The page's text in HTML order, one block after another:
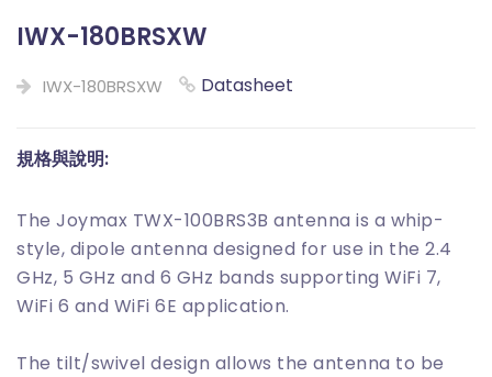
IWX-180BRSXW
IWX-180BRSXW Datasheet
規格與說明:
The Joymax TWX-100BRS3B antenna is a whip-
style, dipole antenna designed for use in the 2.4
GHz, 5 GHz and 6 GHz bands supporting WiFi 7,
WiFi 6 and WiFi 6E application.
The tilt/swivel design allows the antenna to be